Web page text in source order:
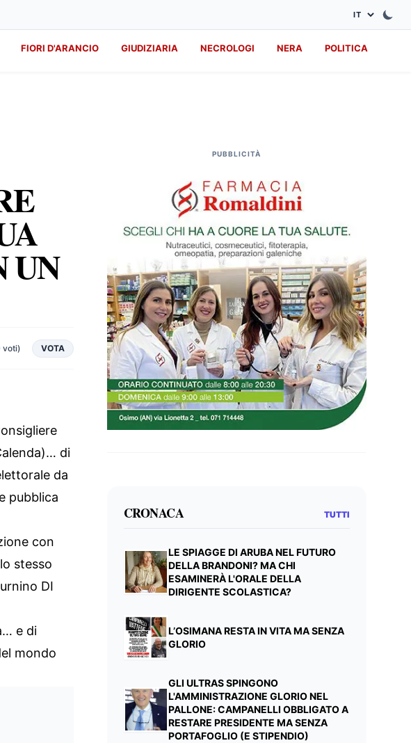
FIORI D'ARANCIO GIUDIZIARIA NECROLOGI NERA POLITICA
UN
voti) VOTA
di
da
pubblica
con
stesso
DI
e di
mondo
PUBBLICITÀ
CRONACA TUTTI
LE SPIAGGE DI ARUBA NEL FUTURO
DELLA BRANDONI? MA CHI
ESAMINERÀ L'ORALE DELLA
DIRIGENTE SCOLASTICA?
L’OSIMANA RESTA IN VITA MA SENZA
GLORIO
GLI ULTRAS SPINGONO
L'AMMINISTRAZIONE GLORIO NEL
PALLONE: CAMPANELLI OBBLIGATO A
RESTARE PRESIDENTE MA SENZA
PORTAFOGLIO (E STIPENDIO)